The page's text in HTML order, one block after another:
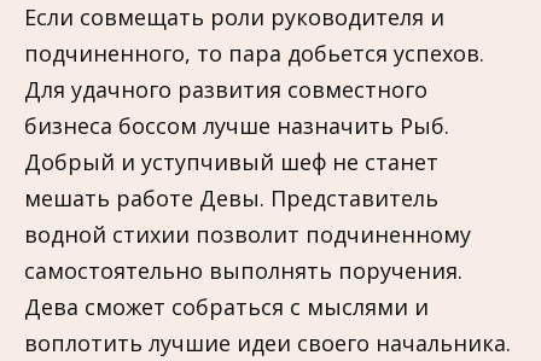
Если совмещать роли руководителя и
подчиненного, то пара добьется успехов.
Для удачного развития совместного
бизнеса боссом лучше назначить Рыб.
Добрый и уступчивый шеф не станет
мешать работе Девы. Представитель
водной стихии позволит подчиненному
самостоятельно выполнять поручения.
Дева сможет собраться с мыслями и
воплотить лучшие идеи своего начальника.